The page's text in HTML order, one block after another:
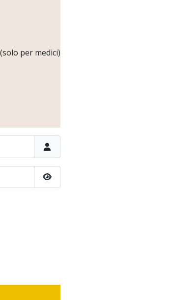
per medici)
Show Password